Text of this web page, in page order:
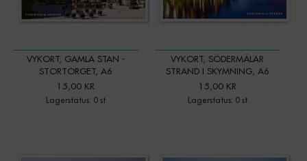
VYKORT, GAMLA STAN -
STORTORGET, A6
15,00 KR
Lagerstatus: 0 st
VYKORT, SÖDERMÄLAR
STRAND I SKYMNING, A6
15,00 KR
Lagerstatus: 0 st